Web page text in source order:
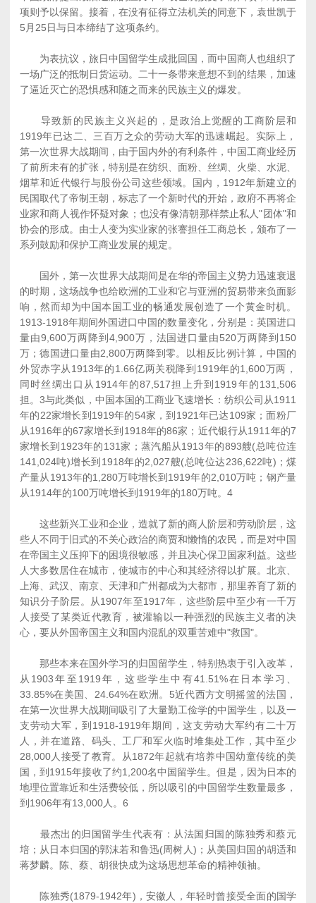
项则予以保留。接着，在没有征得立法机关的同意下，袁世凯于
5月25日与日本缔结了这项条约。
为表抗议，旅日中国留学生成批回国，而中国商人也组织了
一场广泛的抵制日货运动。二十一条带来意想不到的结果，加速
了逼近灭亡的恐惧感和随之而来的民族主义的爆发。
导致新的民族主义兴起的，是政治上觉醒的工商阶层和
1919年已达二、三百万之众的劳动大军的迅速崛起。实际上，
第一次世界大战期间，由于国内外的有利条件，中国工商业经历
了前所未有的扩张，特别是在纺织、面粉、丝绸、火柴、水泥、
烟草和近代银行与股份公司这些领域。国内，1912年新建立的
民国取代了帝制王朝，标志了一个新时代的开始，政府不再将企
业家和商人视作怀疑对象；也没有像清朝那样禁止私人"团体"和
协会的形成。由士人变为实业家的张謇担任工商总长，颁布了一
系列鼓励和保护工商业发展的规定。
国外，第一次世界大战期间是在华的帝国主义势力迅速衰退
的时期，这场战争也给欧洲的工业和它与亚洲的贸易带来负面影
响，然而却为中国本国工业的畅通发展创造了一个黄金时机。
1913-1918年期间外国进口中国的数量变化，分别是：英国进口
量由9,600万两降到4,900万，法国进口量由520万两降到150
万；德国进口量由2,800万两降到零。以相反比例计算，中国的
外贸赤字从1913年的1.66亿两关税降到1919年的1,600万两，
同时丝绸出口从1914年的87,517担上升到1919年的131,506
担。3与此类似，中国本国的工商业飞速增长：纺织公司从1911
年的22家增长到1919年的54家，到1921年已达109家；面粉厂
从1916年的67家增长到1918年的86家；近代银行从1911年的7
家增长到1923年的131家；蒸汽船从1913年的893艘(总吨位连
141,024吨)增长到1918年的2,027艘(总吨位达236,622吨)；煤
产量从1913年的1,280万吨增长到1919年的2,010万吨；钢产量
从1914年的100万吨增长到1919年的180万吨。4
这些新兴工业和企业，造就了新的商人阶层和劳动阶层，这
些人不同于旧式的不关心政治的商贾和懒惰的农民，而是对中国
在帝国主义压抑下的困境很敏感，并且决心保卫国家利益。这些
人大多数居住在城市，使城市的中心和其经济得以扩展。北京、
上海、武汉、南京、天津和广州都成为大都市，那里养育了新的
知识分子阶层。从1907年至1917年，这些阶层中至少有一千万
人接受了某类近代教育，被灌输以一种强烈的民族主义者的决
心，要从外国帝国主义和国内混乱的双重苦难中"救国"。
那些本来在国外学习的归国留学生，特别热衷于引入改革，
从1903年至1919年，这些学生中有41.51%在日本学习、
33.85%在美国、24.64%在欧洲。5近代西方文明摇篮的法国，
在第一次世界大战期间吸引了大量勤工俭学的中国学生，以及一
支劳动大军，到1918-1919年期间，这支劳动大军约有二十万
人，并在道路、码头、工厂和军火临时堆集处工作，其中至少
28,000人接受了教育。从1872年起就有培养中国幼童传统的美
国，到1915年接收了约1,200名中国留学生。但是，因为日本的
地理位置靠近和生活费较低，所以吸引的中国留学生数量最多，
到1906年有13,000人。6
最杰出的归国留学生代表有：从法国归国的陈独秀和蔡元
培；从日本归国的郭沫若和鲁迅(周树人)；从美国归国的胡适和
蒋梦麟。陈、蔡、胡很快成为这场思想革命的精神领袖。
陈独秀(1879-1942年)，安徽人，年轻时曾接受全面的国学